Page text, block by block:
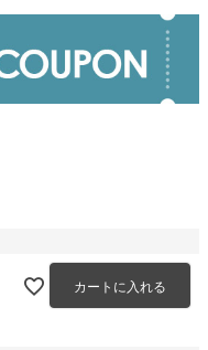
カートに入れる